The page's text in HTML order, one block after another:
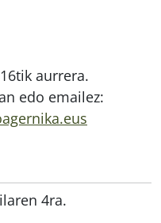
aurrera.
edo emailez:
4ra.